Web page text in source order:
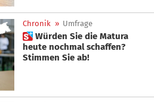
Chronik » Umfrage
 Würden Sie die Matura
heute nochmal schaffen?
Stimmen Sie ab!